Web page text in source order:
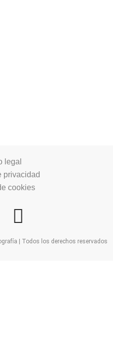
legal
privacidad
cookies
| Todos los derechos reservados